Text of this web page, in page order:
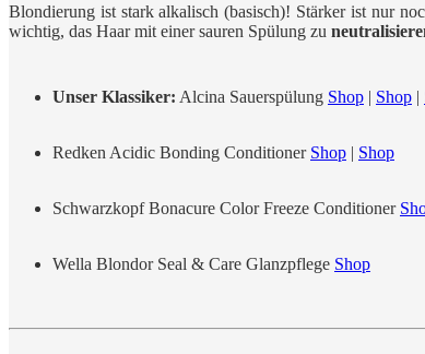
Blondierung ist stark alkalisch (basisch)! Stärker ist nur
wichtig, das Haar mit einer sauren Spülung zu
Unser Klassiker: Alcina Sauerspülung Shop | Shop |
Redken Acidic Bonding Conditioner Shop | Shop
Schwarzkopf Bonacure Color Freeze Conditioner
Wella Blondor Seal & Care Glanzpflege Shop